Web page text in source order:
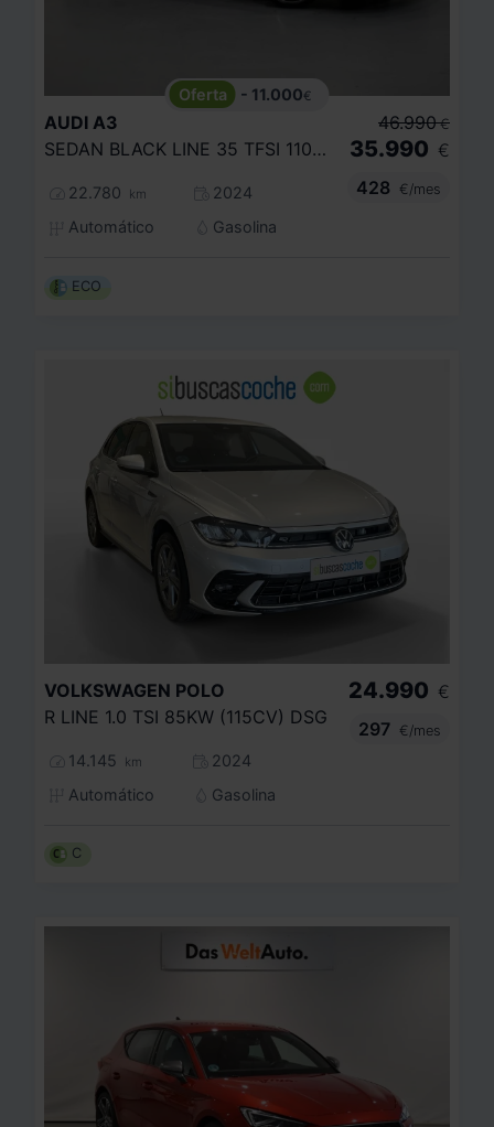
- 11.000€
AUDI A3
SEDAN BLACK LINE 35 TFSI 110KW S TRONIC
22.780 km
2024
Automático
Gasolina
46.990 €
35.990 €
428
€/mes
ECO
VOLKSWAGEN POLO
R LINE 1.0 TSI 85KW (115CV) DSG
14.145 km
2024
Automático
Gasolina
24.990 €
297
€/mes
C